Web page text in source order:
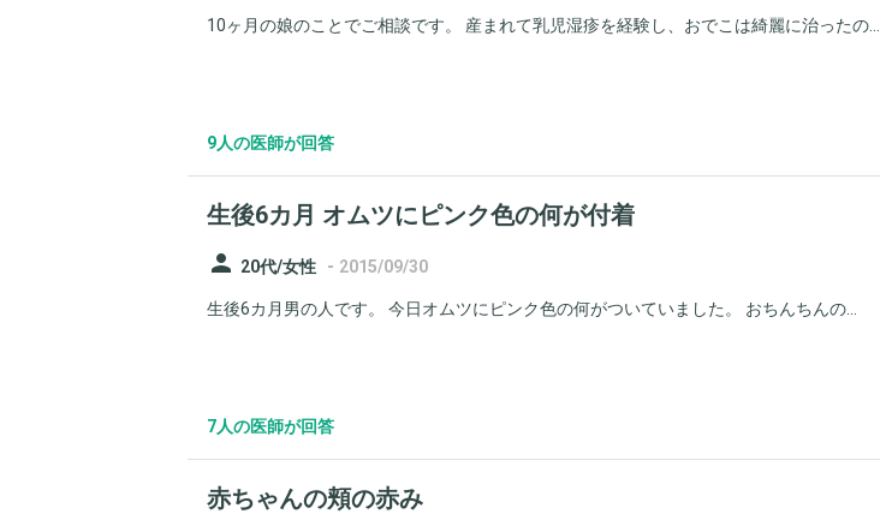
10ヶ月の娘のことでご相談です。 産まれて乳児湿疹を経験し、おでこは綺麗に治ったの...
9人の医師が回答
生後6カ月 オムツにピンク色の何が付着
person 20代/女性 - 2015/09/30
生後6カ月男の人です。 今日オムツにピンク色の何がついていました。 おちんちんの...
7人の医師が回答
赤ちゃんの頬の赤み